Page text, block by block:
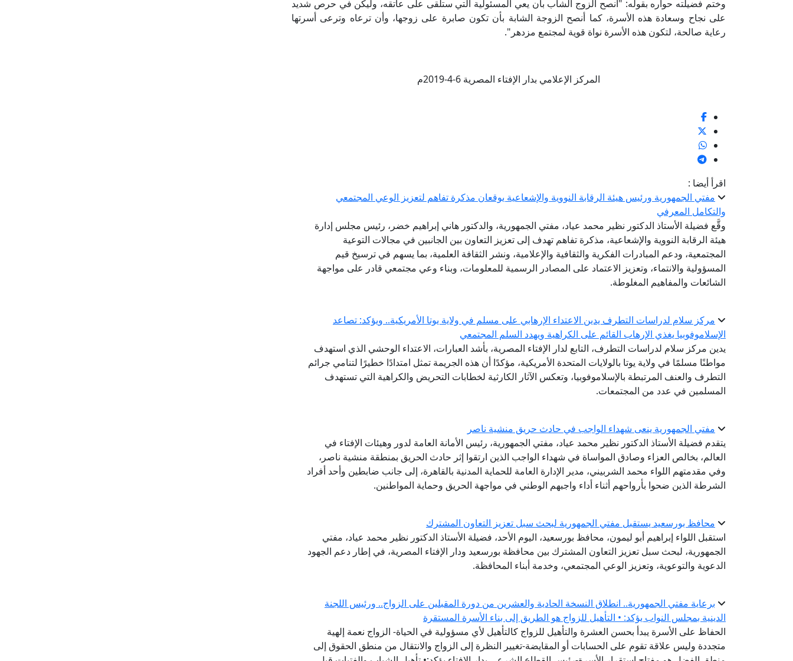
وختم فضيلته حواره بقوله: "أنصح الزوج الشاب بأن يعي المسئولية التي ستلقى على عاتقه، وليكن في حرص شديد
على نجاح وسعادة هذه الأسرة، كما أنصح الزوجة الشابة بأن تكون صابرة على زوجها، وأن ترعاه وترعى أسرتها
رعاية صالحة، لتكون هذه الأسرة نواة قوية لمجتمع مزدهر".
المركز الإعلامي بدار الإفتاء المصرية 6-4-2019م
اقرأ أيضا :
مفتي الجمهورية ورئيس هيئة الرقابة النووية والإشعاعية يوقعان مذكرة تفاهم لتعزيز الوعي المجتمعي
والتكامل المعرفي
وقَّع فضيلة الأستاذ الدكتور نظير محمد عياد، مفتي الجمهورية، والدكتور هاني إبراهيم خضر، رئيس مجلس إدارة
هيئة الرقابة النووية والإشعاعية، مذكرة تفاهم تهدف إلى تعزيز التعاون بين الجانبين في مجالات التوعية
المجتمعية، ودعم المبادرات الفكرية والثقافية والإعلامية، ونشر الثقافة العلمية، بما يسهم في ترسيخ قيم
المسؤولية والانتماء، وتعزيز الاعتماد على المصادر الرسمية للمعلومات، وبناء وعي مجتمعي قادر على مواجهة
الشائعات والمفاهيم المغلوطة.
مركز سلام لدراسات التطرف يدين الاعتداء الإرهابي على مسلم في ولاية يوتا الأمريكية.. ويؤكد: تصاعد
الإسلاموفوبيا يغذي الإرهاب القائم على الكراهية ويهدد السلم المجتمعي
يدين مركز سلام لدراسات التطرف، التابع لدار الإفتاء المصرية، بأشد العبارات، الاعتداء الوحشي الذي استهدف
مواطنًا مسلمًا في ولاية يوتا بالولايات المتحدة الأمريكية، مؤكدًا أن هذه الجريمة تمثل امتدادًا خطيرًا لتنامي جرائم
التطرف والعنف المرتبطة بالإسلاموفوبيا، وتعكس الآثار الكارثية لخطابات التحريض والكراهية التي تستهدف
المسلمين في عدد من المجتمعات.
مفتي الجمهورية ينعى شهداء الواجب في حادث حريق منشية ناصر
يتقدم فضيلة الأستاذ الدكتور نظير محمد عياد، مفتي الجمهورية، رئيس الأمانة العامة لدور وهيئات الإفتاء في
العالم، بخالص العزاء وصادق المواساة في شهداء الواجب الذين ارتقوا إثر حادث الحريق بمنطقة منشية ناصر،
وفي مقدمتهم اللواء محمد الشربيني، مدير الإدارة العامة للحماية المدنية بالقاهرة، إلى جانب ضابطين وأحد أفراد
الشرطة الذين ضحوا بأرواحهم أثناء أداء واجبهم الوطني في مواجهة الحريق وحماية المواطنين.
محافظ بورسعيد يستقبل مفتي الجمهورية لبحث سبل تعزيز التعاون المشترك
استقبل اللواء إبراهيم أبو ليمون، محافظ بورسعيد، اليوم الأحد، فضيلة الأستاذ الدكتور نظير محمد عياد، مفتي
الجمهورية، لبحث سبل تعزيز التعاون المشترك بين محافظة بورسعيد ودار الإفتاء المصرية، في إطار دعم الجهود
الدعوية والتوعوية، وتعزيز الوعي المجتمعي، وخدمة أبناء المحافظة.
برعاية مفتي الجمهورية.. انطلاق النسخة الحادية والعشرين من دورة المقبلين على الزواج.. ورئيس اللجنة
الدينية بمجلس النواب يؤكد: • التأهيل للزواج هو الطريق إلى بناء الأسرة المستقرة
الحفاظ على الأسرة يبدأ بحسن العشرة والتأهيل للزواج كالتأهيل لأي مسؤولية في الحياة- الزواج نعمة إلهية
متجددة وليس علاقة تقوم على الحسابات أو المقايضة-تغيير النظرة إلى الزواج والانتقال من منطق الحقوق إلى